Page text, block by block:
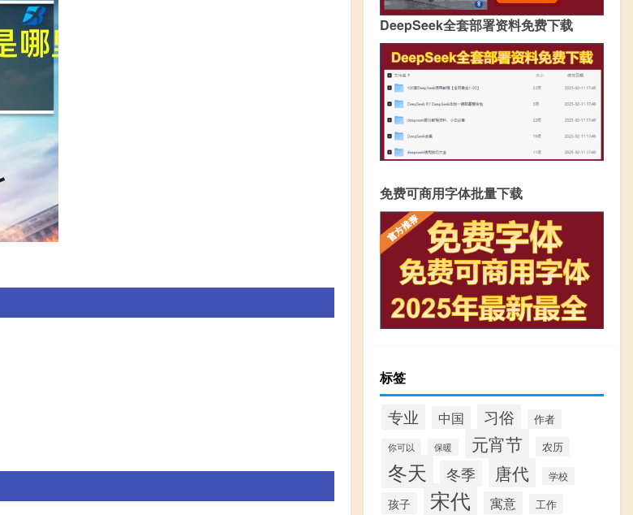
DeepSeek全套部署资料免费下载
免费可商用字体批量下载
标签
专业 中国 习俗 作者
你可以 保暖 元宵节 农历
冬天 冬季 唐代 学校
孩子 宋代 寓意 工作